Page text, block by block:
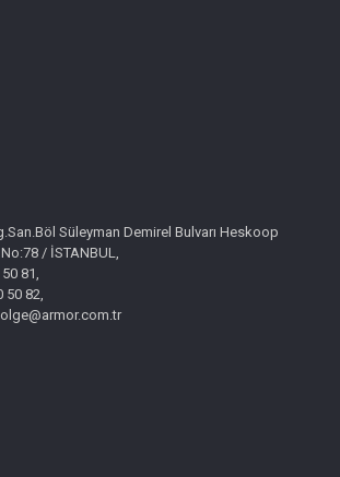
Süleyman Demirel Bulvarı Heskoop
/ İSTANBUL,
81,
50 82,